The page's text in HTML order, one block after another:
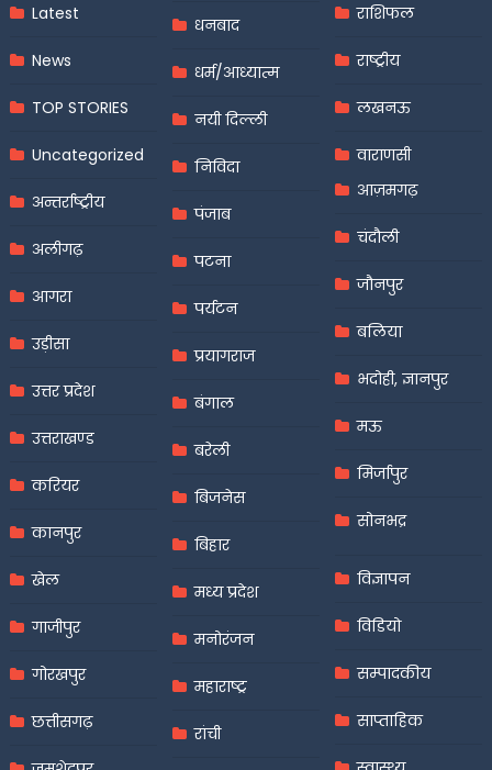
Latest
News
TOP STORIES
Uncategorized
अन्तर्राष्ट्रीय
अलीगढ़
आगरा
उड़ीसा
उत्तर प्रदेश
उत्तराखण्ड
करियर
कानपुर
खेल
गाजीपुर
गोरखपुर
छत्तीसगढ़
धनबाद
धर्म/आध्यात्म
नयी दिल्ली
निविदा
पंजाब
पटना
पर्यटन
प्रयागराज
बंगाल
बरेली
बिजनेस
बिहार
मध्य प्रदेश
मनोरंजन
महाराष्ट्र
रांची
राशिफल
राष्ट्रीय
लखनऊ
वाराणसी
आज़मगढ़
चंदौली
जौनपुर
बलिया
भदोही, ज्ञानपुर
मऊ
मिर्जापुर
सोनभद्र
विज्ञापन
विडियो
सम्पादकीय
साप्ताहिक